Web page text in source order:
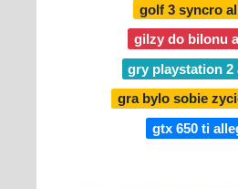
golf 3 syncro
gilzy do bilonu
gry playstation 2
gra bylo sobie
gtx 650 ti